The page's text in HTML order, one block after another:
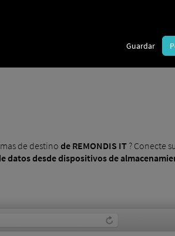
de destino de REMONDIS IT? Conecte
datos desde dispositivos de
Guardar